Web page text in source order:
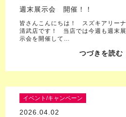
週末展示会 開催！！
皆さんこんにちは！ スズキアリーナ
清武店です！ 当店では今週も週末展
示会を開催して…
つづきを読む
イベント/キャンペーン
2026.04.02